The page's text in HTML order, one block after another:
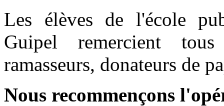
Les élèves de l'école
Guipel remercient
ramasseurs, donateurs de
Nous recommençons